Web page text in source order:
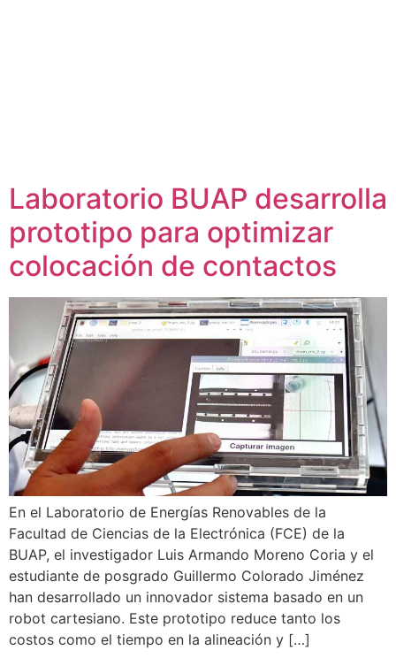
Laboratorio BUAP desarrolla
prototipo para optimizar
colocación de contactos
En el Laboratorio de Energías Renovables de la
Facultad de Ciencias de la Electrónica (FCE) de la
BUAP, el investigador Luis Armando Moreno Coria y el
estudiante de posgrado Guillermo Colorado Jiménez
han desarrollado un innovador sistema basado en un
robot cartesiano. Este prototipo reduce tanto los
costos como el tiempo en la alineación y […]